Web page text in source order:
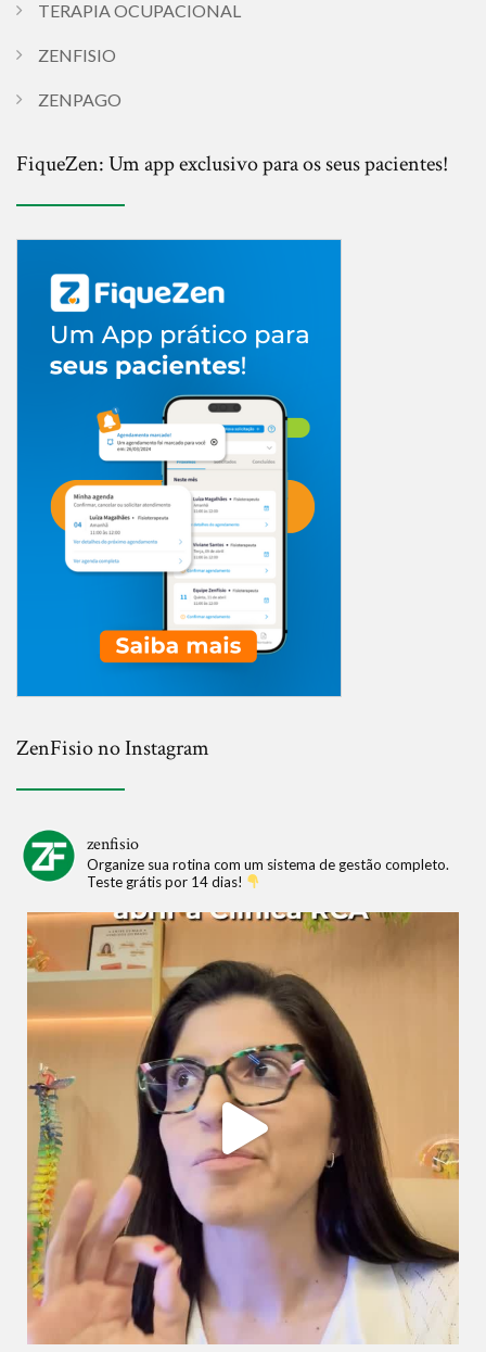
TERAPIA OCUPACIONAL
ZENFISIO
ZENPAGO
FiqueZen: Um app exclusivo para os seus pacientes!
ZenFisio no Instagram
zenfisio
Organize sua rotina com um sistema de gestão completo.
Teste grátis por 14 dias!